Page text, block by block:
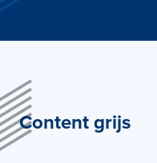
Content grijs